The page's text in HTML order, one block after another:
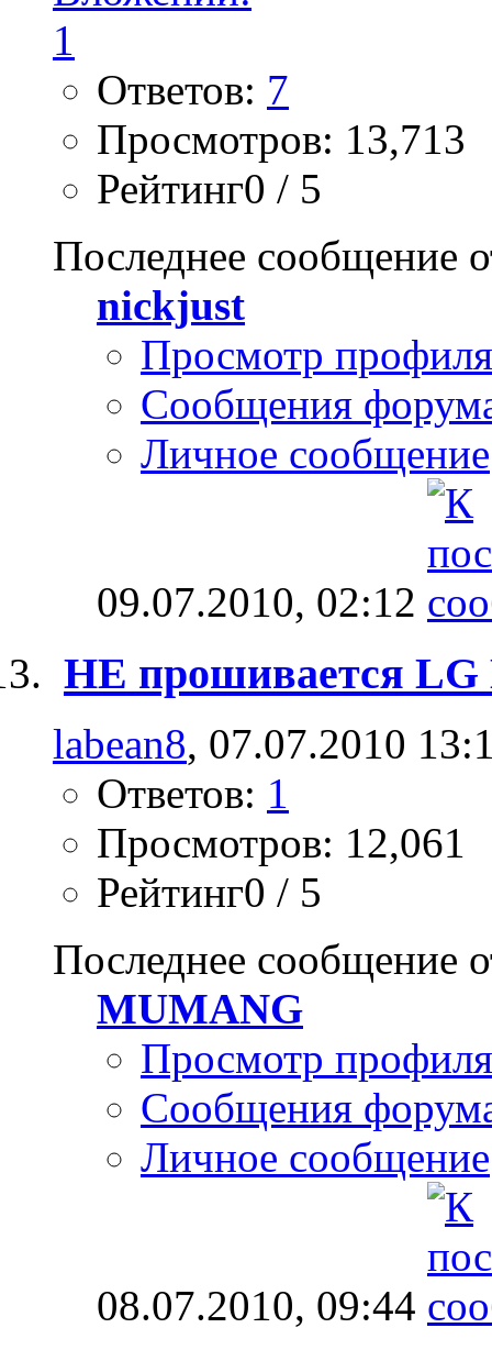
Ответов: 7
Просмотров: 13,713
Рейтинг0 / 5
Последнее сообщение
nickjust
Просмотр профиля
Сообщения
Личное сообщение
09.07.2010, 02:12
НЕ прошивается LG
labean8, 07.07.2010
Ответов: 1
Просмотров: 12,061
Рейтинг0 / 5
Последнее сообщение
MUMANG
Просмотр профиля
Сообщения
Личное сообщение
08.07.2010, 09:44